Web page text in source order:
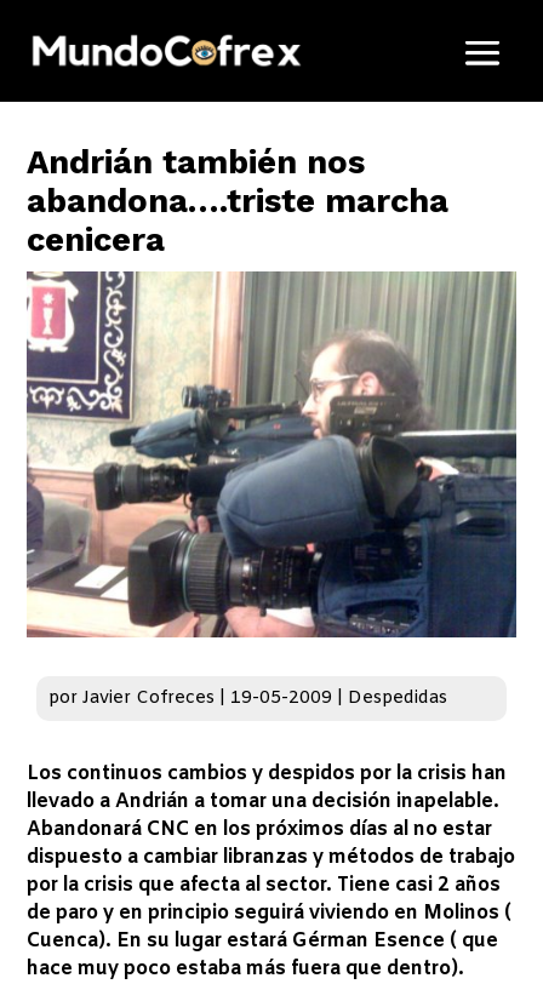
Andrián también nos
abandona….triste marcha
cenicera
porJavier Cofreces 19-05-2009 Despedidas
Los continuos cambios y despidos por la crisis han
llevado a Andrián a tomar una decisión inapelable.
Abandonará CNC en los próximos días al no estar
dispuesto a cambiar libranzas y métodos de trabajo
por la crisis que afecta al sector. Tiene casi 2 años
de paro y en principio seguirá viviendo en Molinos (
Cuenca). En su lugar estará Gérman Esence ( que
hace muy poco estaba más fuera que dentro).